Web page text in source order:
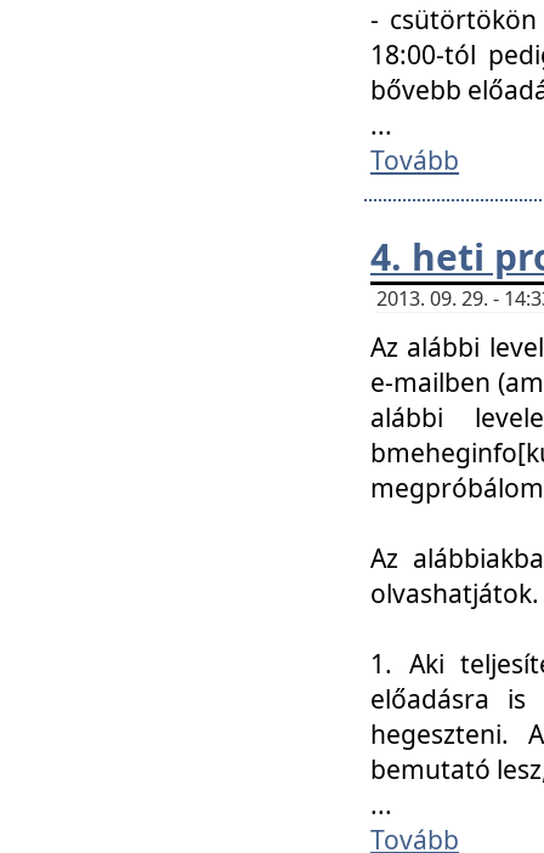
- csütörtökön
18:00-tól
bővebb
...
Tovább
4. heti
2013. 09. 29. -
Az alábbi
e-mailben
alábbi
Az
olvashatjátok.
1. Aki
előadásra
hegeszteni.
bemutató
...
Tovább